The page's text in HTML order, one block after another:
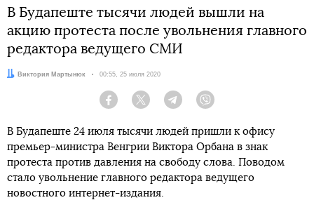
В Будапеште тысячи людей вышли на
акцию протеста после увольнения главного
редактора ведущего СМИ
Автор:Виктория Мартынюк Дата:
00:55, 25 июля 2020
Facebook Twitter Telegram
В Будапеште 24 июля тысячи людей пришли к офису
премьер-министра Венгрии Виктора Орбана в знак
протеста против давления на свободу слова. Поводом
стало увольнение главного редактора ведущего
новостного интернет-издания.